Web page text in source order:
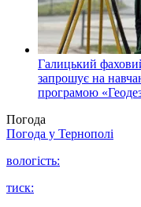
Галицький
запрошує на
програмою
Погода
Погода у Тернополі
вологість:
тиск: